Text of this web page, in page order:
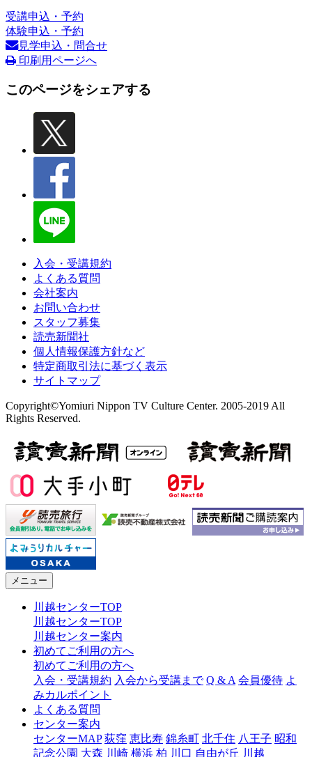
受講申込・予約
体験申込・予約
見学申込・問合せ
印刷用ページへ
このページをシェアする
入会・受講規約
よくある質問
会社案内
お問い合わせ
スタッフ募集
読売新聞社
個人情報保護方針など
特定商取引法に基づく表示
サイトマップ
Copyright©Yomiuri Nippon TV Culture Center. 2005-2019 All
Rights Reserved.
メニュー
川越センターTOP
川越センターTOP
川越センター案内
初めてご利用の方へ
初めてご利用の方へ
入会・受講規約 入会から受講まで Q & A 会員優待 よ
みカルポイント
よくある質問
センター案内
センターMAP 荻窪 恵比寿 錦糸町 北千住 八王子 昭和
記念公園 大森 川崎 横浜 柏 川口 自由が丘 川越